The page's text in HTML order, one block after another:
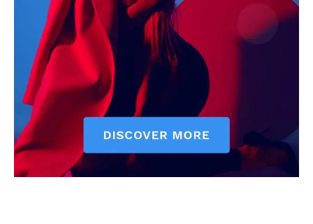
Facebook
X WhatsApp
Share